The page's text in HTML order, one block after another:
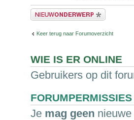
Plaats een nieuw bericht
Keer terug naar Forumoverzicht
WIE IS ER ONLINE
Gebruikers op dit
FORUMPERMISSIES
Je mag geen